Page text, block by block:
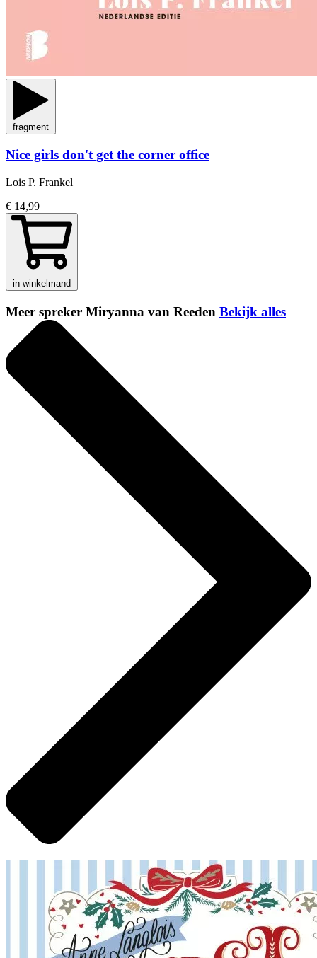
fragment
Nice girls don't get the corner office
Lois P. Frankel
€ 14,99
in winkelmand
Meer spreker Miryanna van Reeden Bekijk alles